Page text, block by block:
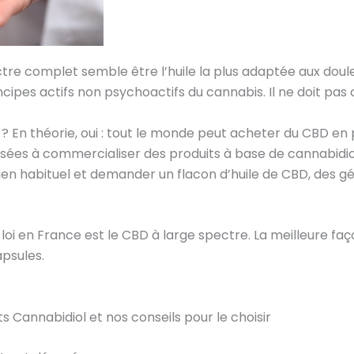
complet semble être l’huile la plus adaptée aux
actifs non psychoactifs du cannabis. Il ne doit pas
En théorie, oui : tout le monde peut acheter du CBD
à commercialiser des produits à base de
et demander un flacon d’huile de CBD, des
en France est le CBD à large spectre. La meilleure
Cannabidiol et nos conseils pour le choisir